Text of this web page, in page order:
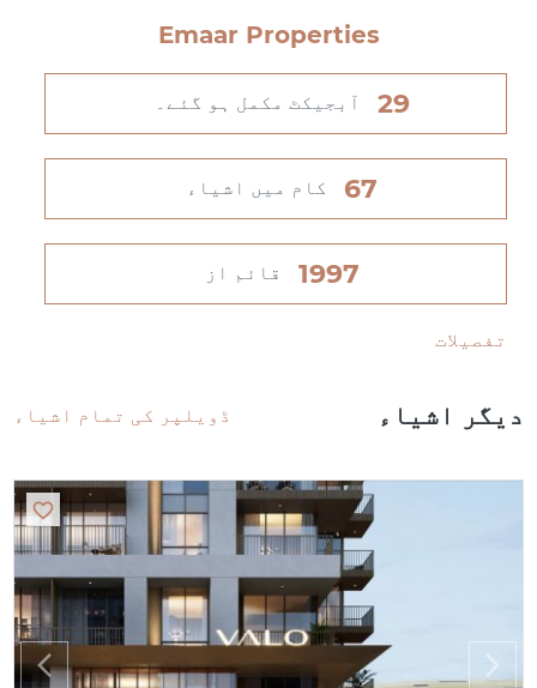
Emaar Properties
29 آبجیکٹ مکمل ہو گئے۔
67 کام میں اشیاء
1997 قائم از
تفصیلات
دیگر اشیاء ڈویلپر کی تمام اشیاء